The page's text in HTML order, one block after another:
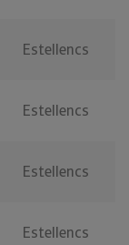
Estellencs
Estellencs
Estellencs
Estellencs